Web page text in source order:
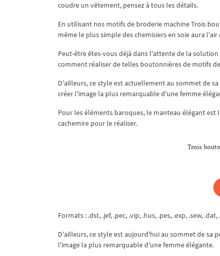
coudre un vêtement, pensez à tous les détails.
En utilisant nos motifs de broderie machine Trois
même le plus simple des chemisiers en soie aura
Peut-être êtes-vous déjà dans l'attente de la
comment réaliser de telles boutonnières de motifs
D'ailleurs, ce style est actuellement au sommet de
créer l'image la plus remarquable d'une femme
Pour les éléments baroques, le manteau élégant
cachemire pour le réaliser.
Trois
Formats : .dst, .jef, .pec, .vip, .hus, .pes, .exp, .sew, .dat,
D'ailleurs, ce style est aujourd'hui au sommet de sa
l'image la plus remarquable d'une femme élégante.